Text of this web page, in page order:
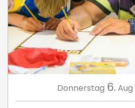
Donnerstag 6. Aug